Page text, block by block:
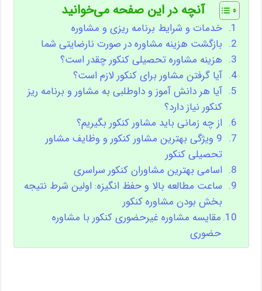
آنچه در این صفحه می‌خوانید
خدمات و شرایط برنامه ریزی و مشاوره
بازگشت هزینه مشاوره در صورت نارضایتی شما
هزینه مشاوره تحصیلی کنکور چقدر است؟
آیا گرفتن مشاور برای کنکور لازم است؟
آیا هر دانش آموز و داوطلبی به مشاور و برنامه ریز
کنکور نیاز دارد؟
از چه زمانی باید مشاور کنکور بگیریم؟
9 ویژگی بهترین مشاور کنکور و وظایف مشاور
تحصیلی کنکور
اسامی بهترین مشاوران کنکور سراسری
ساعت مطالعه بالا و حفظ انگیزه: اولین شرط نتیجه
بخش بودن مشاوره کنکور
مقایسه مشاوره غیرحضوری کنکور با مشاوره
حضوری